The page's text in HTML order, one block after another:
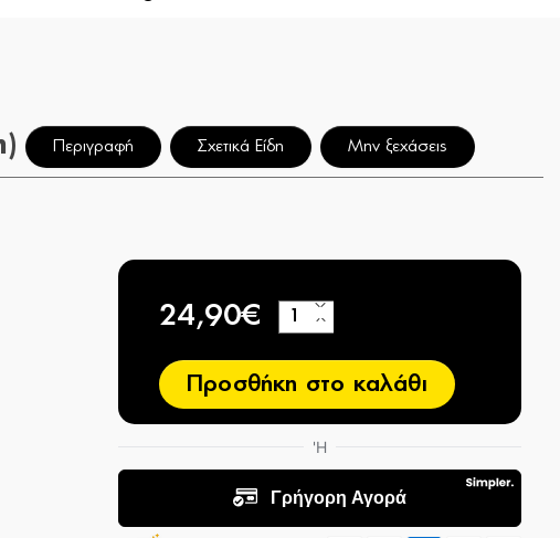
Περιγραφή Σχετικά Είδη Μην ξεχάσεις
24,90€ −
+
Προσθήκη στο καλάθι